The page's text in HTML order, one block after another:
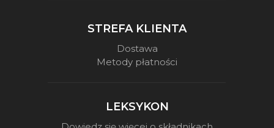
STREFA KLIENTA
Dostawa
Metody płatności
LEKSYKON